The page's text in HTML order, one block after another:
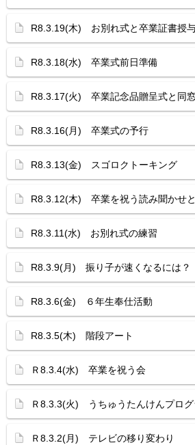
R8.3.19(木) お別れ式と卒業証書授
R8.3.18(水) 卒業式前日準備
R8.3.17(火) 卒業記念品贈呈式と同
R8.3.16(月) 卒業式の予行
R8.3.13(金) スゴロクトーキング
R8.3.12(木) 卒業を祝う読み聞かせ
R8.3.11(水) お別れ式の練習
R8.3.9(月) 振り子が速くなるには？
R8.3.6(金) ６年生奉仕活動
R8.3.5(木) 階段アート
Ｒ8.3.4(水) 卒業を祝う会
Ｒ8.3.3(火) うちゅうたんけんプログ
Ｒ8.3.2(月) テレビの移り変わり